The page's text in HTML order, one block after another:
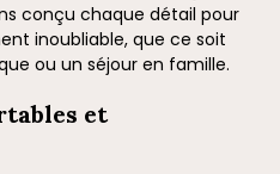
conçu chaque détail pour
inoubliable, que ce soit
ou un séjour en famille.
et